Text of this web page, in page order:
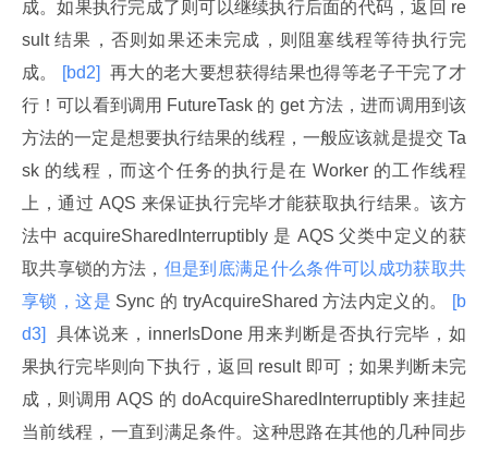
成。如果执行完成了则可以继续执行后面的代码，返回 re
sult 结果，否则如果还未完成，则阻塞线程等待执行完
成。
[bd2]
再大的老大要想获得结果也得等老子干完了才
行！可以看到调用 FutureTask 的 get 方法，进而调用到该
方法的一定是想要执行结果的线程，一般应该就是提交 Ta
sk 的线程，而这个任务的执行是在 Worker 的工作线程
上，通过 AQS 来保证执行完毕才能获取执行结果。该方
法中 acquireSharedInterruptibly 是 AQS 父类中定义的获
取共享锁的方法， 但是到底满足什么条件可以成功获取共
享锁，这是 Sync 的 tryAcquireShared 方法内定义的。
[b
d3]
具体说来，innerIsDone 用来判断是否执行完毕，如
果执行完毕则向下执行，返回 result 即可；如果判断未完
成，则调用 AQS 的 doAcquireSharedInterruptibly 来挂起
当前线程，一直到满足条件。这种思路在其他的几种同步